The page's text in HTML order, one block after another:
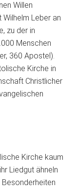
Willen
Leber an
zu der in
Menschen
360 Apostel).
Kirche in
Christlicher
Kirche kaum
Liedgut ähneln
Besonderheiten